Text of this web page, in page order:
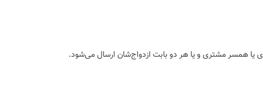
یا همسر مشتری و یا هر دو بابت ازدواج‌شان ارسال می‌شود.